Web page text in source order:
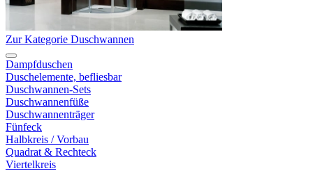
Zur Kategorie Duschwannen
Dampfduschen
Duschelemente, befliesbar
Duschwannen-Sets
Duschwannenfüße
Duschwannenträger
Fünfeck
Halbkreis / Vorbau
Quadrat & Rechteck
Viertelkreis